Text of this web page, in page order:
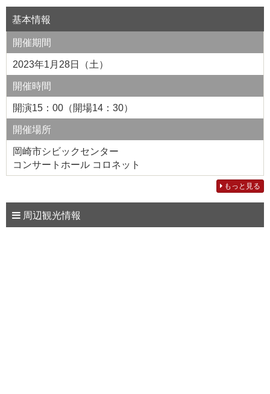
基本情報
開催期間
2023年1月28日（土）
開催時間
開演15：00（開場14：30）
開催場所
岡崎市シビックセンター
コンサートホール コロネット
もっと見る
周辺観光情報